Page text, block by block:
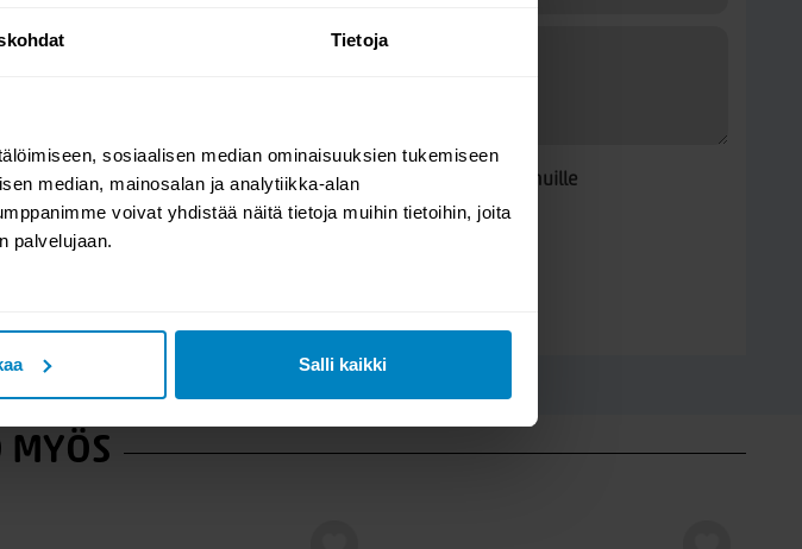
Tietoja
sosiaalisen median ominaisuuksien tukemiseen
median, mainosalan ja analytiikka-alan
voivat yhdistää näitä tietoja muihin tietoihin, joita
palvelujaan.
Salli kaikki
Kysymys/vastaus saa näkyä muille
MYÖS